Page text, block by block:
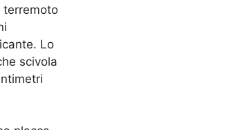
terremoto
Lo
scivola